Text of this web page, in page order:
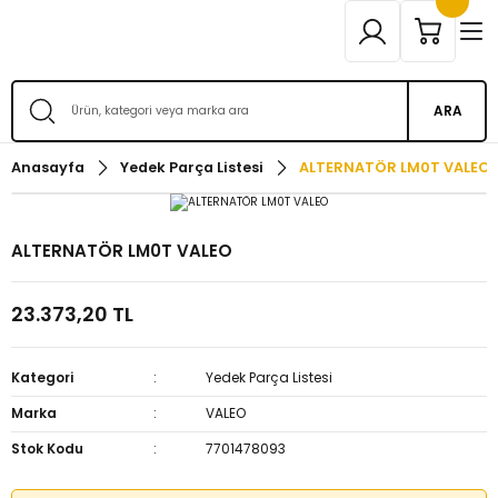
ARA
Anasayfa Yedek Parça Listesi ALTERNATÖR LM0T VALEO
ALTERNATÖR LM0T VALEO
23.373,20 TL
Kategori
Yedek Parça Listesi
Marka
VALEO
Stok Kodu
7701478093